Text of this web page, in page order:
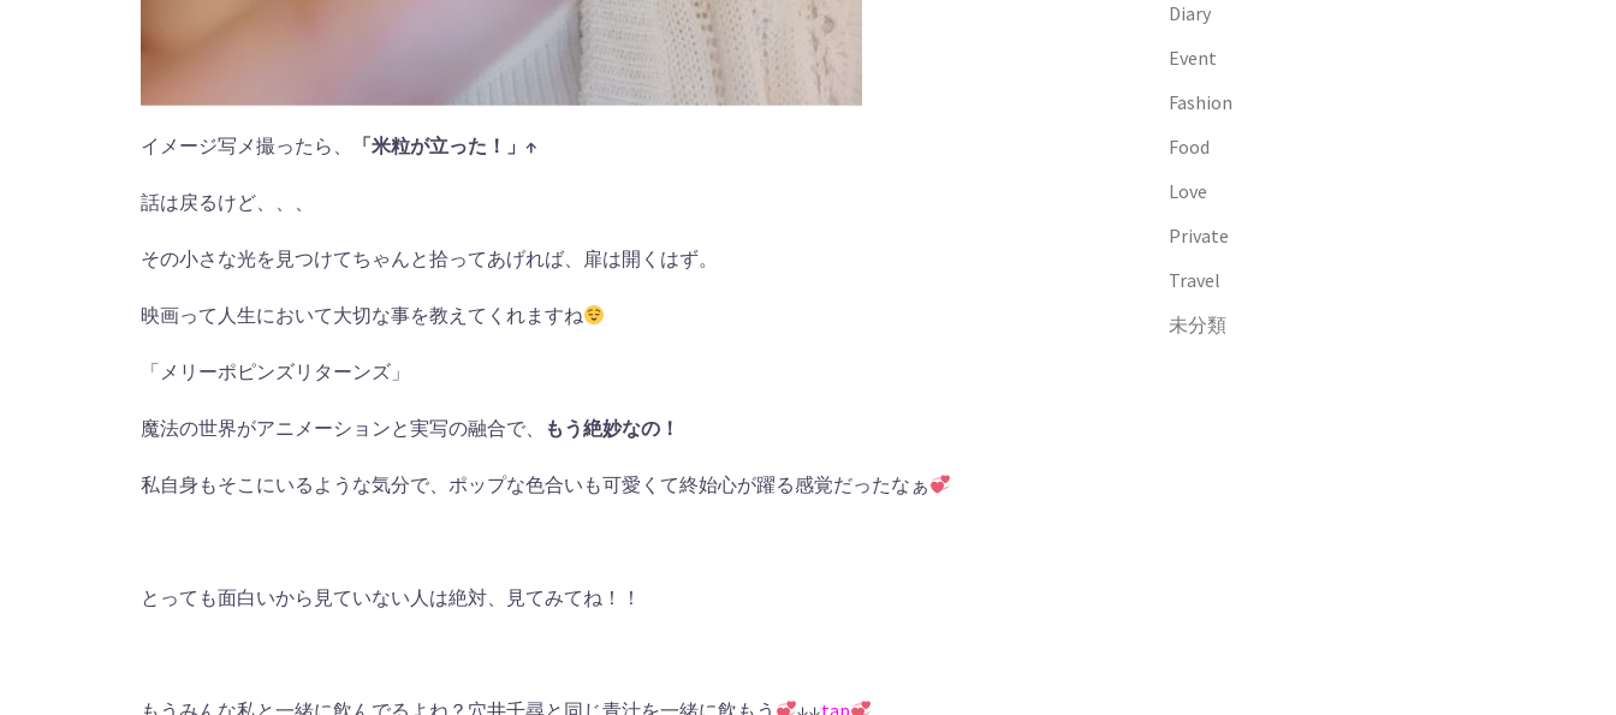
イメージ写メ撮ったら、 「米粒が立った！」↑
話は戻るけど、、、
その小さな光を見つけてちゃんと拾ってあげれば、扉は開くはず。
映画って人生において大切な事を教えてくれますね
「メリーポピンズリターンズ」
魔法の世界がアニメーションと実写の融合で、 もう絶妙なの！
私自身もそこにいるような気分で、ポップな色合いも可愛くて終始心が躍る感覚だったなぁ
とっても面白いから見ていない人は絶対、見てみてね！！
もうみんな私と一緒に飲んでるよね？穴井千尋と同じ青汁を一緒に飲もう ↓↓tap
Diary
Event
Fashion
Food
Love
Private
Travel
未分類